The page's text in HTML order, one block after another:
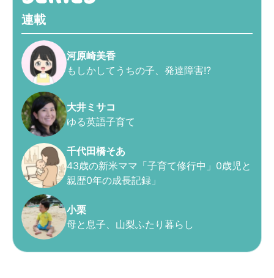
連載
河原崎美香
もしかしてうちの子、発達障害!?
大井ミサコ
ゆる英語子育て
千代田橋そあ
43歳の新米ママ「子育て修行中」0歳児と
親歴0年の成長記録」
小栗
母と息子、山梨ふたり暮らし